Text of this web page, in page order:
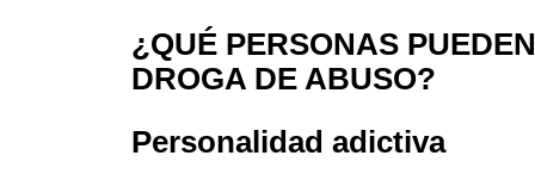
¿QUÉ PERSONAS
DROGA DE ABUSO?
Personalidad adictiva